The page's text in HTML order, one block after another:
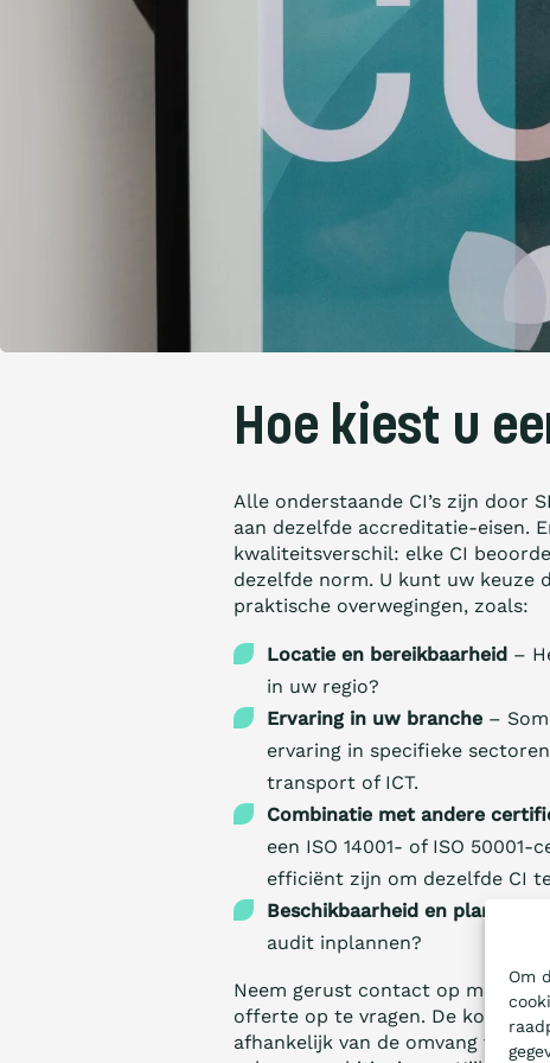
Om
Hoe kiest u
Alle onderstaande CI’s zijn door
aan dezelfde accreditatie-eisen.
kwaliteitsverschil: elke CI
dezelfde norm. U kunt uw keuze
praktische overwegingen, zoals:
Locatie en bereikbaarheid –
in uw regio?
Ervaring in uw branche –
ervaring in specifieke
transport of ICT.
Combinatie met andere
een ISO 14001- of ISO
efficiënt zijn om dezelfde CI
Beschikbaarheid en planning
audit inplannen?
Neem gerust contact op met
offerte op te vragen. De kosten
afhankelijk van de omvang van